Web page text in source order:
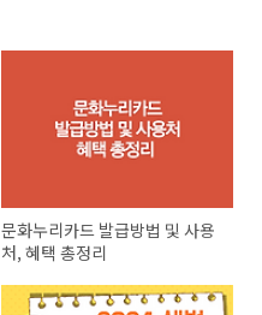
문화누리카드 발급방법 및 사용
처, 혜택 총정리